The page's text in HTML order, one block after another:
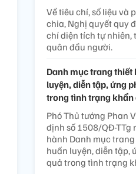
Về tiêu chí, số liệu và
chia, Nghị quyết quy
chí diện tích tự nhiên,
quân đầu người.
Danh mục trang thiết
luyện, diễn tập, ứng
trong tình trạng khẩn
Phó Thủ tướng Phan
định số 1508/QĐ-
hành Danh mục
huấn luyện, diễn tập,
quả trong tình trạng